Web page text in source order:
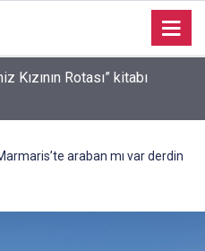
batan gezi teknesinin
gelindi
araban mı var derdin